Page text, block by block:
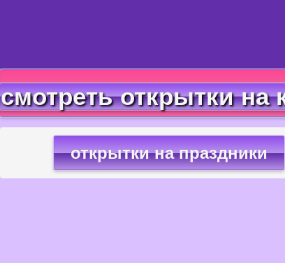
смотреть открытки
открытки на праздники